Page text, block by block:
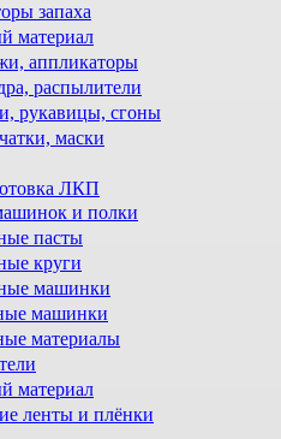
запаха
материал
аппликаторы
распылители
рукавицы, сгоны
маски
ЛКП
и полки
пасты
круги
машинки
машинки
материалы
материал
ленты и плёнки